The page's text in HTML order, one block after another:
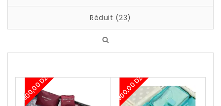
Réduit (23)
-900,00 DZD -900,00 DZD